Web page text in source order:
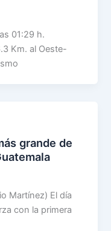
01:29 h.
Km. al Oeste-
grande de
Martínez) El día
con la primera